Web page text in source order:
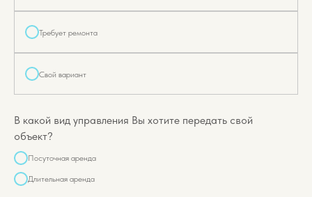
В какой вид управления Вы хотите передать свой
объект?